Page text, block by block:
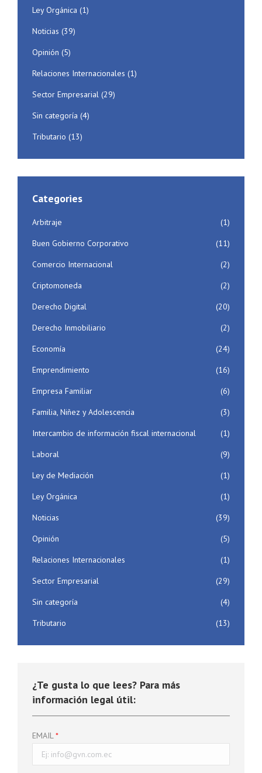
Ley Orgánica (1)
Noticias (39)
Opinión (5)
Relaciones Internacionales (1)
Sector Empresarial (29)
Sin categoría (4)
Tributario (13)
Categories
Arbitraje
(1)
Buen Gobierno Corporativo
(11)
Comercio Internacional
(2)
Criptomoneda
(2)
Derecho Digital
(20)
Derecho Inmobiliario
(2)
Economía
(24)
Emprendimiento
(16)
Empresa Familiar
(6)
Familia, Niñez y Adolescencia
(3)
Intercambio de información fiscal internacional
(1)
Laboral
(9)
Ley de Mediación
(1)
Ley Orgánica
(1)
Noticias
(39)
Opinión
(5)
Relaciones Internacionales
(1)
Sector Empresarial
(29)
Sin categoría
(4)
Tributario
(13)
¿Te gusta lo que lees? Para más
información legal útil:
EMAIL